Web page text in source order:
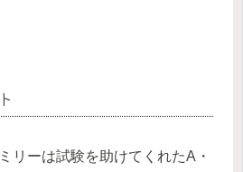
リーは試験を助けてくれたA・